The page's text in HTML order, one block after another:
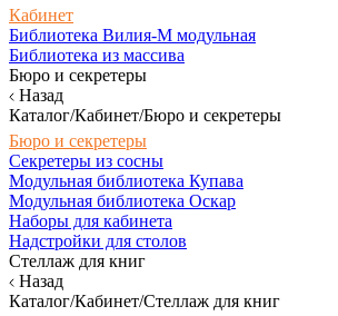
Кабинет
Библиотека Вилия-М модульная
Библиотека из массива
Бюро и секретеры
Назад
Каталог/Кабинет/Бюро и секретеры
Бюро и секретеры
Секретеры из сосны
Модульная библиотека Купава
Модульная библиотека Оскар
Наборы для кабинета
Надстройки для столов
Стеллаж для книг
Назад
Каталог/Кабинет/Стеллаж для книг